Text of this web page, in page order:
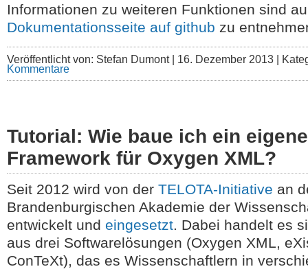
Informationen zu weiteren Funktionen sind
Dokumentationsseite auf github zu
Veröffentlicht von: Stefan Dumont | 16. Dezember 2013 |
Kommentare
Tutorial: Wie baue ich ein
Framework für Oxygen XML?
Seit 2012 wird von der TELOTA-Initiative an
Brandenburgischen Akademie der
entwickelt und eingesetzt. Dabei handelt es
aus drei Softwarelösungen (Oxygen XML,
ConTeXt), das es Wissenschaftlern in